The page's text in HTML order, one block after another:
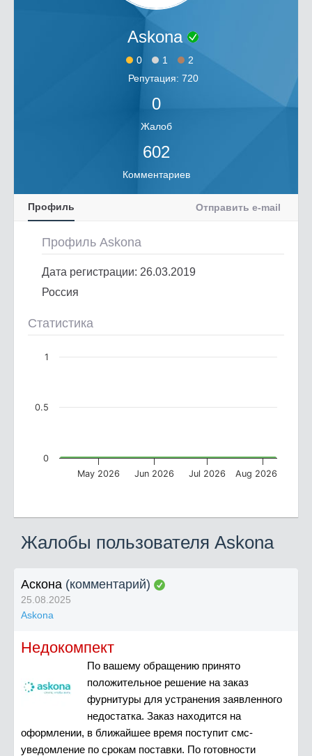
Askona
0 1
2
Репутация: 720
0
Жалоб
602
Комментариев
Профиль Отправить e-mail
Профиль Askona
Дата регистрации: 26.03.2019
Россия
Статистика
May 2026 Jun 2026 Jul 2026 Aug 2026
0
0.5
1
Жалобы пользователя Askona
Аскона (комментарий)
25.08.2025
Askona
Недокомпект
По вашему обращению принято
положительное решение на заказ
фурнитуры для устранения заявленного
недостатка. Заказ находится на
оформлении, в ближайшее время поступит смс-
уведомление по срокам поставки. По готовности